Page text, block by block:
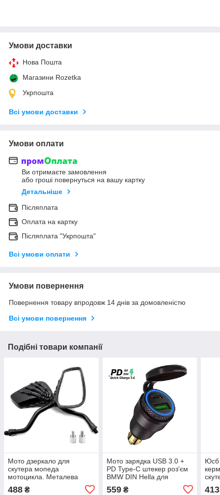
Умови доставки
Нова Пошта
Магазини Rozetka
Укрпошта
Всі умови доставки
Умови оплати
Ви отримаєте замовлення
або гроші повернуться на вашу картку
Детальніше
Післяплата
Оплата на картку
Післяплата "Укрпошта"
Всі умови оплати
Умови повернення
Повернення товару впродовж 14 днів за домовленістю
Всі умови повернення
Подібні товари компанії
Мото дзеркало для
скутера мопеда
мотоцикла. Металева
488 ₴
Мото зарядка USB 3.0 +
PD Type-C штекер роз'єм
BMW DIN Hella для
559₴
Юсб
413